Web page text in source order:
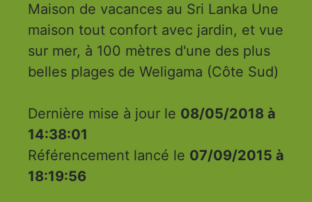
Maison de vacances au Sri Lanka Une
maison tout confort avec jardin, et vue
sur mer, à 100 mètres d'une des plus
belles plages de Weligama (Côte Sud)
Dernière mise à jour le 08/05/2018 à
14:38:01
Référencement lancé le 07/09/2015 à
18:19:56